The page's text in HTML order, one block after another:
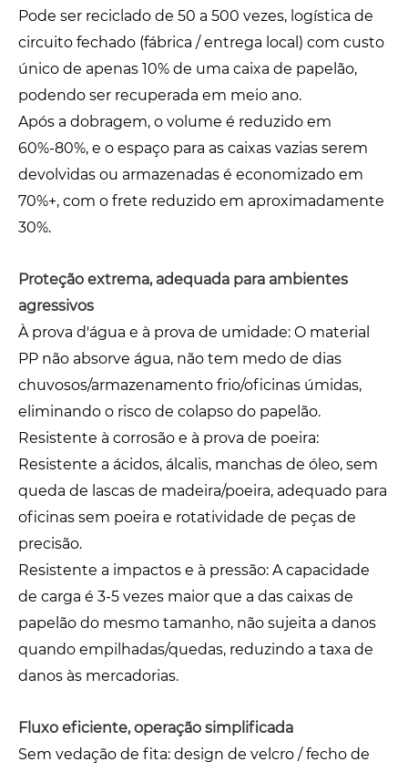
Pode ser reciclado de 50 a 500 vezes, logística de
circuito fechado (fábrica / entrega local) com custo
único de apenas 10% de uma caixa de papelão,
podendo ser recuperada em meio ano.
Após a dobragem, o volume é reduzido em
60%-80%, e o espaço para as caixas vazias serem
devolvidas ou armazenadas é economizado em
70%+, com o frete reduzido em aproximadamente
30%.
Proteção extrema, adequada para ambientes
agressivos
À prova d'água e à prova de umidade: O material
PP não absorve água, não tem medo de dias
chuvosos/armazenamento frio/oficinas úmidas,
eliminando o risco de colapso do papelão.
Resistente à corrosão e à prova de poeira:
Resistente a ácidos, álcalis, manchas de óleo, sem
queda de lascas de madeira/poeira, adequado para
oficinas sem poeira e rotatividade de peças de
precisão.
Resistente a impactos e à pressão: A capacidade
de carga é 3-5 vezes maior que a das caixas de
papelão do mesmo tamanho, não sujeita a danos
quando empilhadas/quedas, reduzindo a taxa de
danos às mercadorias.
Fluxo eficiente, operação simplificada
Sem vedação de fita: design de velcro / fecho de